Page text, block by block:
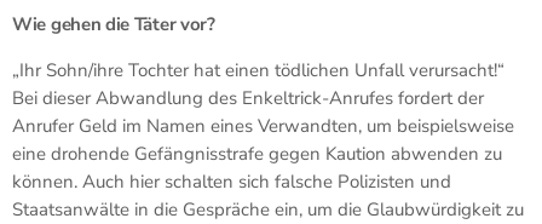
Wie gehen die Täter vor?
„Ihr Sohn/ihre Tochter hat einen tödlichen Unfall verursacht!“
Bei dieser Abwandlung des Enkeltrick-Anrufes fordert der
Anrufer Geld im Namen eines Verwandten, um beispielsweise
eine drohende Gefängnisstrafe gegen Kaution abwenden zu
können. Auch hier schalten sich falsche Polizisten und
Staatsanwälte in die Gespräche ein, um die Glaubwürdigkeit zu